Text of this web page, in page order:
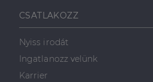
CSATLAKOZZ
Nyiss irodát
Ingatlanozz velünk
Karrier